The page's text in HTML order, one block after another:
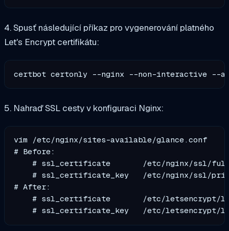
4. Spusť následující příkaz pro vygenerování platného
Let's Encrypt certifikátu:
certbot certonly --nginx --non-interactive --
5. Nahraď SSL cesty v konfiguraci Nginx:
vim /etc/nginx/sites-available/glance.conf
# Before:
# ssl_certificate       /etc/nginx/ssl/
# ssl_certificate_key   /etc/nginx/ssl/
# After:
# ssl_certificate       /etc/letsencrypt/